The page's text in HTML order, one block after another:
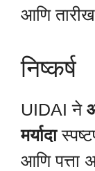
आणि तारीख
निष्कर्ष
UIDAI ने
मर्यादा
आणि पत्ता